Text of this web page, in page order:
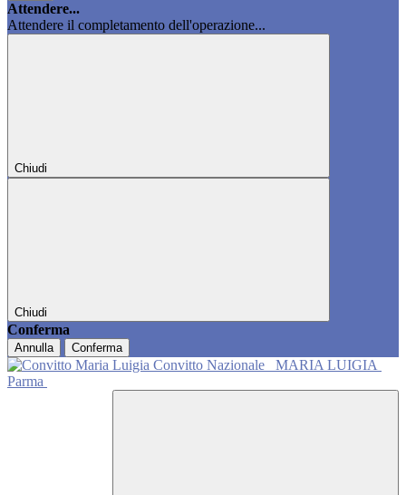
Attendere...
Attendere il completamento dell'operazione...
Chiudi
Chiudi
Conferma
Annulla Conferma
Convitto Nazionale
MARIA LUIGIA
Parma